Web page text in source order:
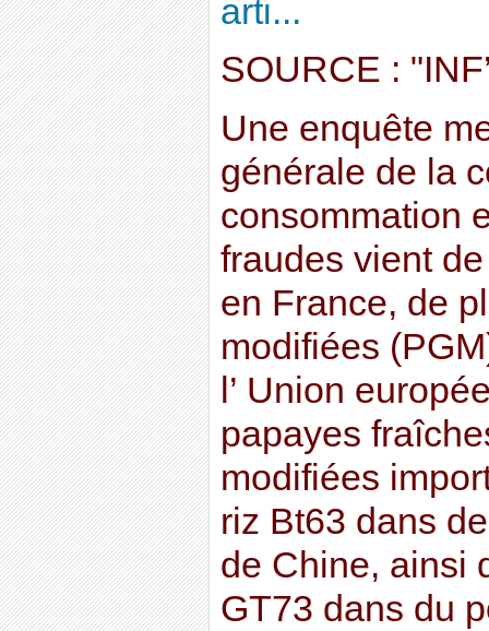
arti...
SOURCE :
Une enquête
générale de la
consommation
fraudes vient
en France, de
modifiées
l’ Union
papayes
modifiées
riz Bt63 dans
de Chine, ainsi
GT73 dans du